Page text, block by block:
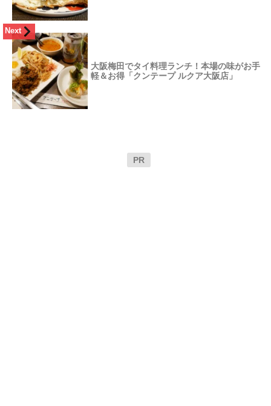
Next
大阪梅田でタイ料理ランチ！本場の味がお手
軽＆お得「クンテープ ルクア大阪店」
PR